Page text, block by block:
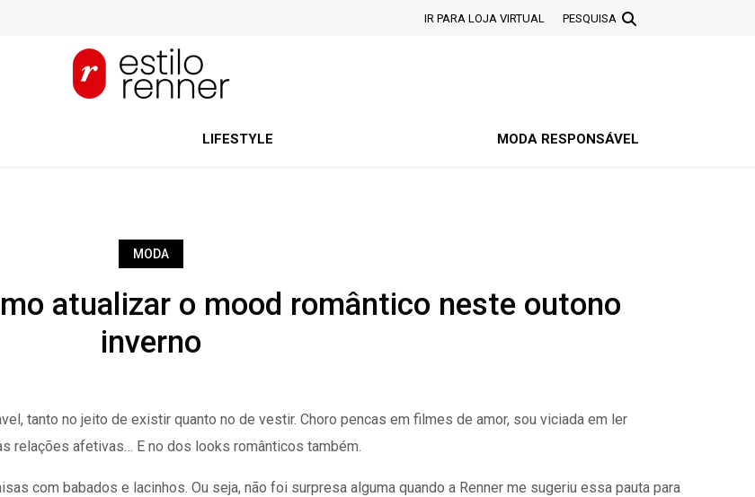
IR PARA LOJA VIRTUAL PESQUISA
LIFESTYLE MODA RESPONSÁVEL
MODA
atualizar o mood romântico neste outono
inverno
tanto no jeito de existir quanto no de vestir. Choro pencas em filmes de amor, sou viciada em ler
relações afetivas… E no dos looks românticos também.
com babados e lacinhos. Ou seja, não foi surpresa alguma quando a Renner me sugeriu essa pauta para